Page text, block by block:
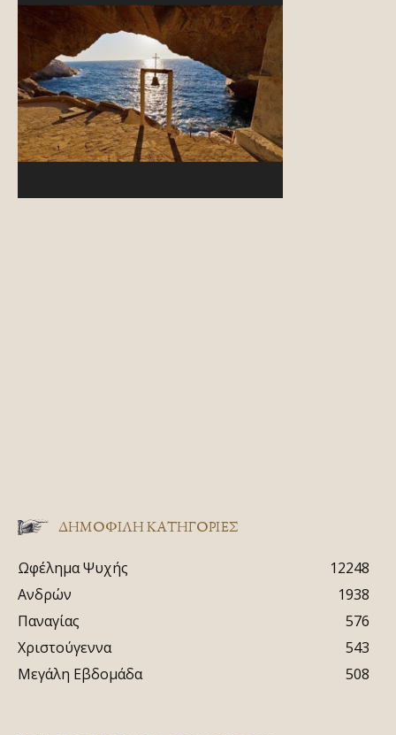
ΔΗΜΟΦΙΛΗ ΚΑΤΗΓΟΡΙΕΣ
Ωφέλημα Ψυχής
12248
Ανδρών
1938
Παναγίας
576
Χριστούγεννα
543
Μεγάλη Εβδομάδα
508